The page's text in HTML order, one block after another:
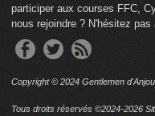
participer aux courses FFC,
nous rejoindre ? N'hésitez pas
Copyright © 2024 Gentlemen d'Anjou
Tous droits réservés ©2024-2026